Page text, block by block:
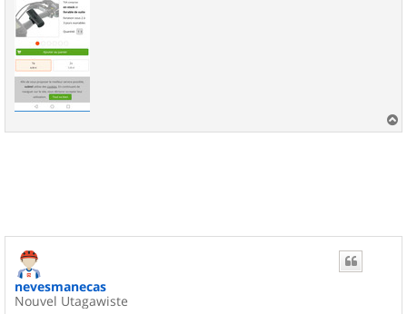
a
nevesmanecas
Nouvel Utagawiste